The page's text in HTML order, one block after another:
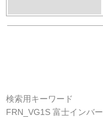
検索用キーワード
FRN_VG1S 富士インバ